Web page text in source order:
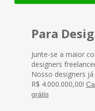
Para
Junte-se a maior
designers
Nosso designers
R$ 4.000.000,00!
grátis